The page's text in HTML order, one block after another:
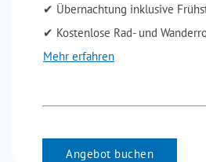
✔ Übernachtung inklusive
✔ Kostenlose Rad- und
Mehr erfahren
Angebot buchen